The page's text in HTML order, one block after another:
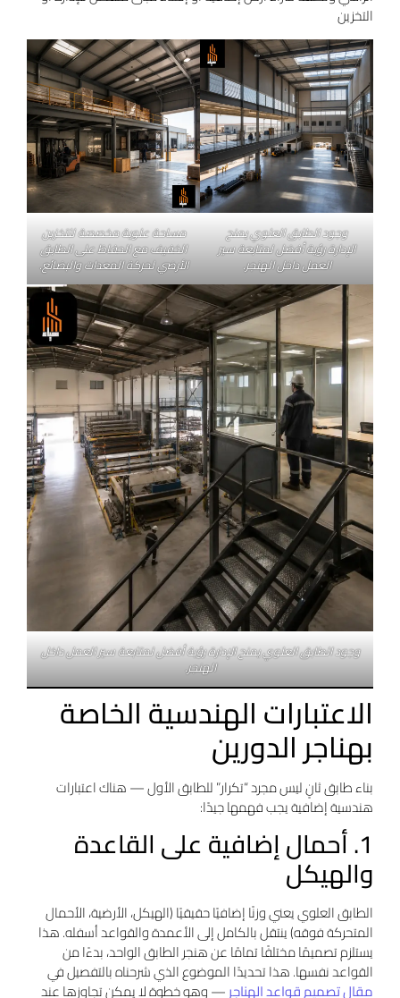
التخزين
وجود الطابق العلوي يمنح
الإدارة رؤية أفضل لمتابعة سير
العمل داخل الهنجر.
مساحة علوية مخصصة للتخزين
الخفيف مع الحفاظ على الطابق
الأرضي لحركة المعدات والبضائع.
وجود الطابق العلوي يمنح الإدارة رؤية أفضل لمتابعة سير العمل داخل
الهنجر.
الاعتبارات الهندسية الخاصة
بهناجر الدورين
بناء طابق ثانٍ ليس مجرد “تكرار” للطابق الأول — هناك اعتبارات
هندسية إضافية يجب فهمها جيدًا:
1. أحمال إضافية على القاعدة
والهيكل
الطابق العلوي يعني وزنًا إضافيًا حقيقيًا (الهيكل، الأرضية، الأحمال
المتحركة فوقه) ينتقل بالكامل إلى الأعمدة والقواعد أسفله. هذا
يستلزم تصميمًا مختلفًا تمامًا عن هنجر الطابق الواحد، بدءًا من
القواعد نفسها. هذا تحديدًا الموضوع الذي شرحناه بالتفصيل في
مقال تصميم قواعد الهناجر— وهو خطوة لا يمكن تجاوزها عند